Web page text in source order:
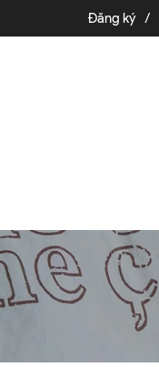
Đăng ký /